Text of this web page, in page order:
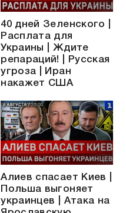
40 дней Зеленского |
Расплата для
Украины | Ждите
репараций! | Русская
угроза | Иран
накажет США
Алиев спасает Киев |
Польша выгоняет
украинцев | Атака на